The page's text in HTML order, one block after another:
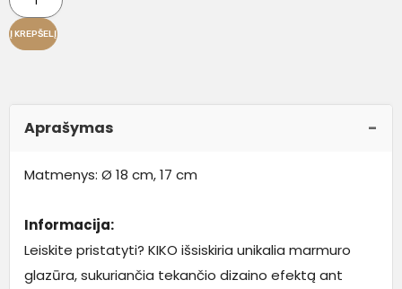
Į KREPŠELĮ
Aprašymas
Matmenys: Ø 18 cm, 17 cm
Informacija:
Leiskite pristatyti? KIKO išsiskiria unikalia marmuro
glazūra, sukuriančia tekančio dizaino efektą ant